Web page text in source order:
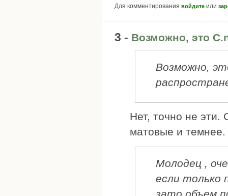
Для комментирования войдите или
3 - Возможно, это
Возможно,
Нет, точно не
матовые и темнее.
Молодец ,
если только